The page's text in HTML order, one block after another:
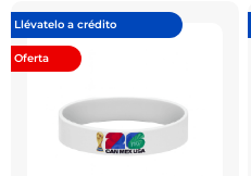
Llévatelo a crédito
Oferta